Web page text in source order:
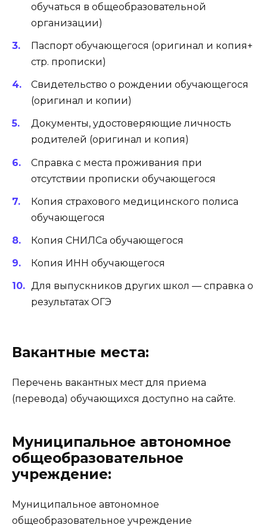
обучаться в общеобразовательной
организации)
Паспорт обучающегося (оригинал и копия+
стр. прописки)
Свидетельство о рождении обучающегося
(оригинал и копии)
Документы, удостоверяющие личность
родителей (оригинал и копия)
Справка с места проживания при
отсутствии прописки обучающегося
Копия страхового медицинского полиса
обучающегося
Копия СНИЛСа обучающегося
Копия ИНН обучающегося
Для выпускников других школ — справка о
результатах ОГЭ
Вакантные места:
Перечень вакантных мест для приема
(перевода) обучающихся доступно на сайте.
Муниципальное автономное
общеобразовательное
учреждение:
Муниципальное автономное
общеобразовательное учреждение